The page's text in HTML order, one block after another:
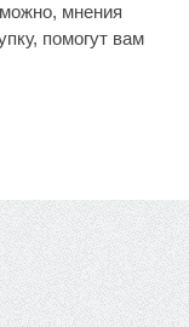
мнения
помогут вам